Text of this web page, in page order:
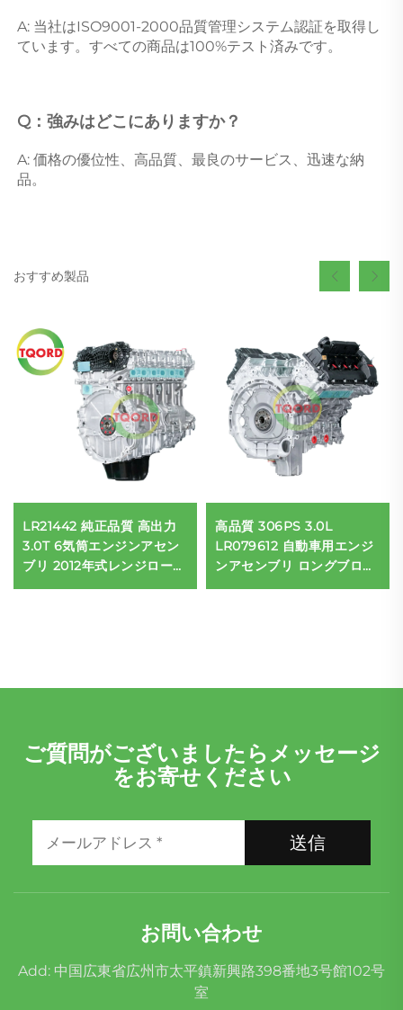
A: 当社はISO9001-2000品質管理システム認証を取得し
ています。すべての商品は100%テスト済みです。
Q：強みはどこにありますか？
A: 価格の優位性、高品質、最良のサービス、迅速な納
品。
おすすめ製品
LR21442 純正品質 高出力
3.0T 6気筒エンジンアセン
ブリ 2012年式レンジローバ
ーIV（L405）工場価格
高品質 306PS 3.0L
LR079612 自動車用エンジ
ンアセンブリ ロングブロッ
ク ランドローバー 2012-
ご質問がございましたらメッセージ
をお寄せください
送信
お問い合わせ
Add: 中国広東省広州市太平鎮新興路398番地3号館102号
室